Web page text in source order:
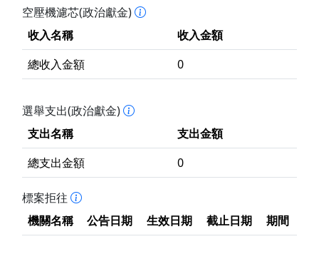
空壓機濾芯(政治獻金)
收入名稱
收入金額
總收入金額
0
選舉支出(政治獻金)
支出名稱
支出金額
總支出金額
0
標案拒往
機關名稱
公告日期 生效日期 截止日期 期間